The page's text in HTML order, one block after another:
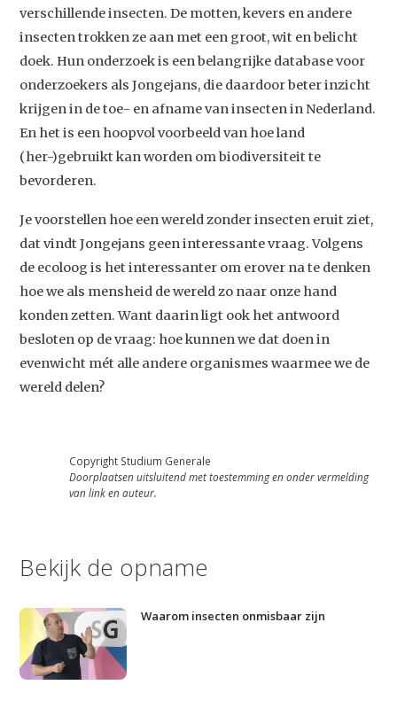
verschillende insecten. De motten, kevers en andere
insecten trokken ze aan met een groot, wit en belicht
doek. Hun onderzoek is een belangrijke database voor
onderzoekers als Jongejans, die daardoor beter inzicht
krijgen in de toe- en afname van insecten in Nederland.
En het is een hoopvol voorbeeld van hoe land
(her-)gebruikt kan worden om biodiversiteit te
bevorderen.
Je voorstellen hoe een wereld zonder insecten eruit ziet,
dat vindt Jongejans geen interessante vraag. Volgens
de ecoloog is het interessanter om erover na te denken
hoe we als mensheid de wereld zo naar onze hand
konden zetten. Want daarin ligt ook het antwoord
besloten op de vraag: hoe kunnen we dat doen in
evenwicht mét alle andere organismes waarmee we de
wereld delen?
Copyright Studium Generale
Doorplaatsen uitsluitend met toestemming en onder vermelding
van link en auteur.
Bekijk de opname
Waarom insecten onmisbaar zijn